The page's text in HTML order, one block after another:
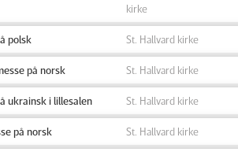
kirke
polsk St. Hallvard kirke
på norsk St. Hallvard kirke
ukrainsk i lillesalen St. Hallvard kirke
på norsk St. Hallvard kirke